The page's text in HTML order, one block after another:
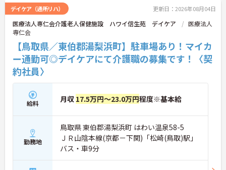
デイケア（通所リハ） 更新日：2026年08月04日
医療法人専仁会介護老人保健施設 ハワイ信生苑 デイケア
医療法人
専仁会
【鳥取県／東伯郡湯梨浜町】駐車場あり！マイカ
ー通勤可◎デイケアにて介護職の募集です！〈契
約社員〉
給料 月収 17.5万円～23.0万円程度※基本給
勤務地
鳥取県 東伯郡湯梨浜町 はわい温泉58-5
ＪＲ山陰本線(京都－下関)「松崎(鳥取)駅」
バス・車9分